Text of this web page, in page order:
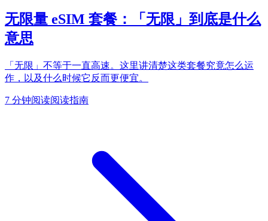
无限量 eSIM 套餐：「无限」到底是什么
意思
「无限」不等于一直高速。这里讲清楚这类套餐究竟怎么运
作，以及什么时候它反而更便宜。
7 分钟阅读阅读指南